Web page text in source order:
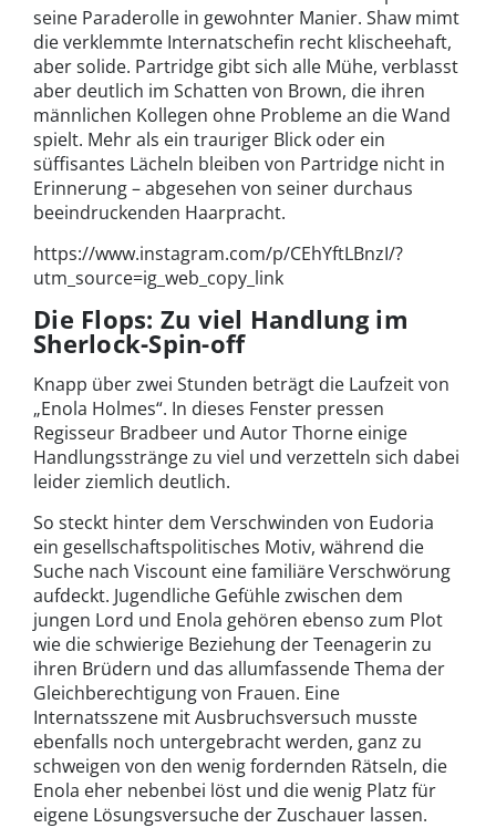
seine Paraderolle in gewohnter Manier. Shaw mimt
die verklemmte Internatschefin recht klischeehaft,
aber solide. Partridge gibt sich alle Mühe, verblasst
aber deutlich im Schatten von Brown, die ihren
männlichen Kollegen ohne Probleme an die Wand
spielt. Mehr als ein trauriger Blick oder ein
süffisantes Lächeln bleiben von Partridge nicht in
Erinnerung – abgesehen von seiner durchaus
beeindruckenden Haarpracht.
https://www.instagram.com/p/CEhYftLBnzI/?
utm_source=ig_web_copy_link
Die Flops: Zu viel Handlung im
Sherlock-Spin-off
Knapp über zwei Stunden beträgt die Laufzeit von
„Enola Holmes“. In dieses Fenster pressen
Regisseur Bradbeer und Autor Thorne einige
Handlungsstränge zu viel und verzetteln sich dabei
leider ziemlich deutlich.
So steckt hinter dem Verschwinden von Eudoria
ein gesellschaftspolitisches Motiv, während die
Suche nach Viscount eine familiäre Verschwörung
aufdeckt. Jugendliche Gefühle zwischen dem
jungen Lord und Enola gehören ebenso zum Plot
wie die schwierige Beziehung der Teenagerin zu
ihren Brüdern und das allumfassende Thema der
Gleichberechtigung von Frauen. Eine
Internatsszene mit Ausbruchsversuch musste
ebenfalls noch untergebracht werden, ganz zu
schweigen von den wenig fordernden Rätseln, die
Enola eher nebenbei löst und die wenig Platz für
eigene Lösungsversuche der Zuschauer lassen.